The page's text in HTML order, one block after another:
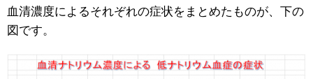
血清濃度によるそれぞれの症状をまとめたものが、下の
図です。